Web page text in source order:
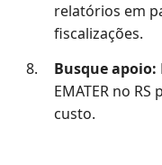
relatórios em
fiscalizações.
Busque apoio:
EMATER no
custo.